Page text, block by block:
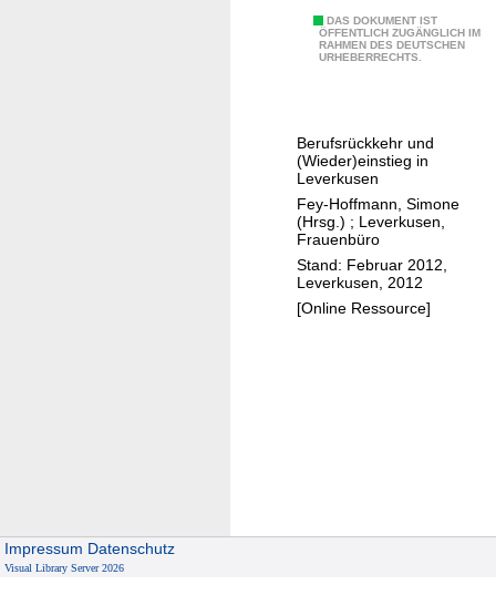
DAS DOKUMENT IST
ÖFFENTLICH ZUGÄNGLICH IM
RAHMEN DES DEUTSCHEN
URHEBERRECHTS.
g
i
n
d
e
n
J
Berufsrückkehr und
(Wieder)einstieg in
Leverkusen
Fey-Hoffmann, Simone
(Hrsg.) ; Leverkusen,
Frauenbüro
Stand: Februar 2012,
Leverkusen, 2012
[Online Ressource]
Impressum Datenschutz
Visual Library Server 2026